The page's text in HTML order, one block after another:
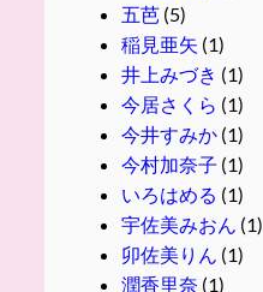
五芭(5)
稲見亜矢 (1)
井上みづき (1)
今居さくら (1)
今井すみか(1)
今村加奈子 (1)
いろはめる (1)
宇佐美みおん (1)
卯佐美りん (1)
潤香里奈 (1)